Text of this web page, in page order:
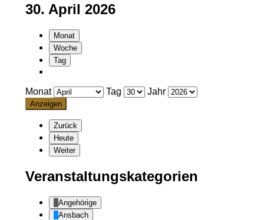
30. April 2026
Monat
Woche
Tag
Monat Tag Jahr
Zurück
Heute
Weiter
Veranstaltungskategorien
Angehörige
Ansbach